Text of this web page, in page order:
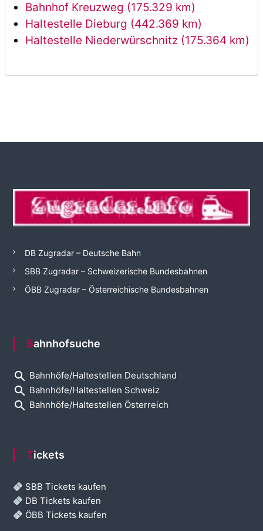
Bahnhof Kreuzweg (175.329 km)
Haltestelle Dieburg (442.369 km)
Haltestelle Niederwürschnitz (175.364 km)
DB Zugradar – Deutsche Bahn
SBB Zugradar – Schweizerische Bundesbahnen
ÖBB Zugradar – Österreichische Bundesbahnen
Bahnhofsuche
search Bahnhöfe/Haltestellen Deutschland
search Bahnhöfe/Haltestellen Schweiz
search Bahnhöfe/Haltestellen Österreich
Tickets
SBB Tickets kaufen
DB Tickets kaufen
ÖBB Tickets kaufen